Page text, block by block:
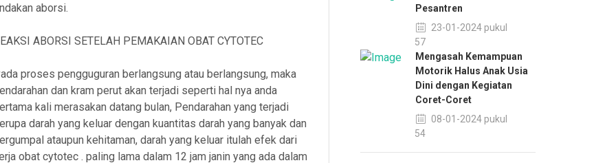
aborsi.
ABORSI SETELAH PEMAKAIAN OBAT CYTOTEC
proses pengguguran berlangsung atau berlangsung, maka
dan kram perut akan terjadi seperti hal nya anda
kali merasakan datang bulan, Pendarahan yang terjadi
darah yang keluar dengan kuantitas darah yang banyak dan
ataupun kehitaman, darah yang keluar itulah efek dari
obat cytotec . paling lama dalam 12 jam janin yang ada dalam
Pesantren
23-01-2024 pukul
08:57
Mengasah Kemampuan
Motorik Halus Anak Usia
Dini dengan Kegiatan
Coret-Coret
08-01-2024 pukul
13:54